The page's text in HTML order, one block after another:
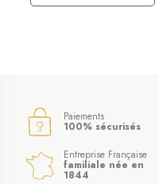
Paiements
100% sécurisés
Entreprise Française
familiale née en
1844